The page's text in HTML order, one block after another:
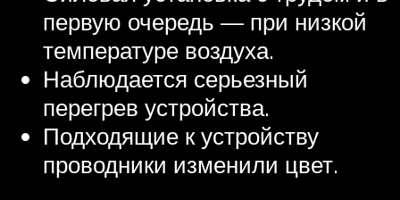
первую очередь — при низкой
температуре воздуха.
Наблюдается серьезный
перегрев устройства.
Подходящие к устройству
проводники изменили цвет.